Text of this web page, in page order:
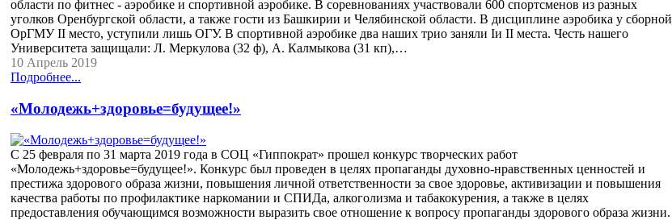
области по фитнес - аэробике и спортивной аэробике. В соревнованиях участвовали 600 спортсменов из разных
уголков Оренбургской области, а также гости из Башкирии и Челябинской области. В дисциплине аэробика у сборной
ОрГМУ II место, уступили лишь ОГУ. В спортивной аэробике два наших трио заняли Iи II места. Честь нашего
Университета защищали: Л. Меркулова (32 ф), А. Калмыкова (31 кп),…
10 Апрель 2019
Подробнее...
«Молодежь+здоровье=будущее!»
С 25 февраля по 31 марта 2019 года в СОЦ «Гиппократ» прошел конкурс творческих работ
«Молодежь+здоровье=будущее!». Конкурс был проведен в целях пропаганды духовно-нравственных ценностей и
престижа здорового образа жизни, повышения личной ответственности за свое здоровье, активизации и повышения
качества работы по профилактике наркомании и СПИДа, алкоголизма и табакокурения, а также в целях
предоставления обучающимся возможности выразить свое отношение к вопросу пропаганды здорового образа жизни.